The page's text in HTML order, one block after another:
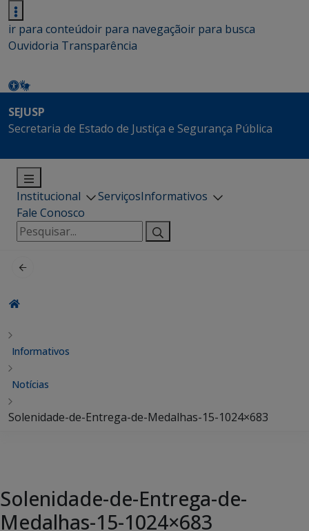
ir para conteúdoir para navegaçãoir para busca
Ouvidoria Transparência
SEJUSP
Secretaria de Estado de Justiça e Segurança Pública
Institucional ServiçosInformativos
Fale Conosco
Pesquisar
por:
Informativos
Notícias
Solenidade-de-Entrega-de-Medalhas-15-1024×683
Solenidade-de-Entrega-de-
Medalhas-15-1024×683